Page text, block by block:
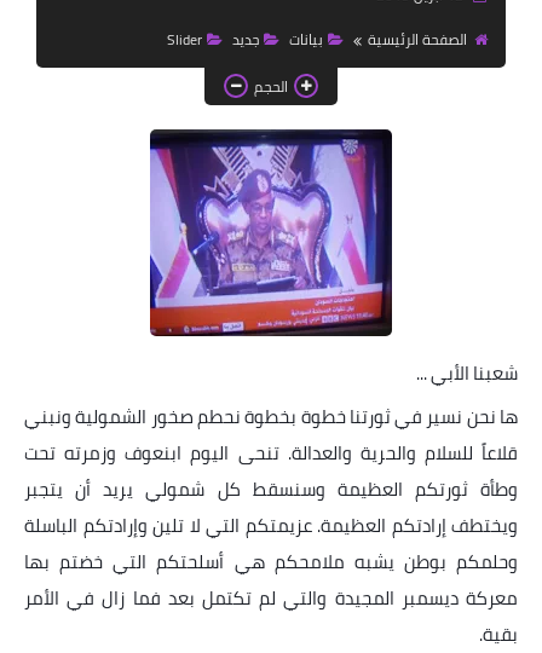
خواطر بالعامية
خواطر بالفصحى
خواطر قصصية
صور
علوم وبحوث
فيديو
منوعات
مواضيع عامة
الصفحة الرئيسية
بيانات جديد
Slider
الحجم
شعبنا الأبي ...
ها نحن نسير في ثورتنا خطوة بخطوة نحطم صخور الشمولية ونبني
قلاعاً للسلام والحرية والعدالة. تنحى اليوم ابنعوف وزمرته تحت
وطأة ثورتكم العظيمة وسنسقط كل شمولي يريد أن يتجبر
ويختطف إرادتكم العظيمة. عزيمتكم التي لا تلين وإرادتكم الباسلة
وحلمكم بوطن يشبه ملامحكم هي أسلحتكم التي خضتم بها
معركة ديسمبر المجيدة والتي لم تكتمل بعد فما زال في الأمر
بقية.